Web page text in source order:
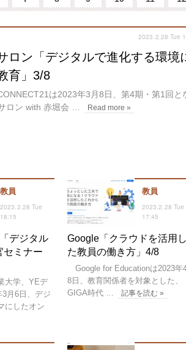
2023.2.28 Tue
ロン「デジタルで進化する環境
育」3/8
は2023年3月8日、第4期・第1回と
ロン with 赤堀会 …
Read more »
教員
2023.2.28 Tue
18:15
デジタル
セミナー
大学、YEデ
月6日、デジ
にしたオン
教員
2023.2.28 Tue
17:45
Google「クラウドを活用し
た教員の働き方」4/8
Google for Educationは2023年
8日、教育関係者を対象とした、
GIGA時代 …
記事を読む »